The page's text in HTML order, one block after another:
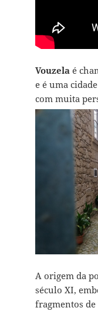
Vouzela é
e é uma
com muita
A origem da
século XI,
fragmentos